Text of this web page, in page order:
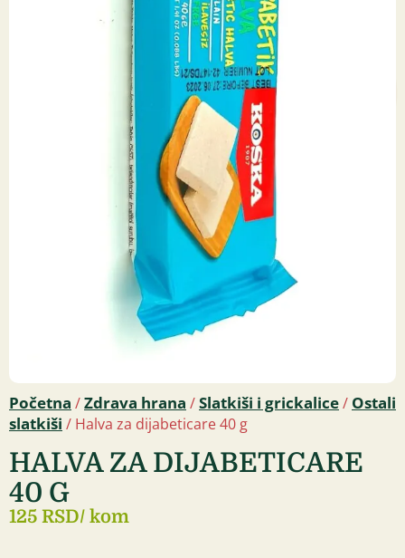
Početna /Zdrava hrana /Slatkiši i grickalice/ Ostali
slatkiši / Halva za dijabeticare 40 g
HALVA ZA DIJABETICARE
40 G
125 RSD/ kom